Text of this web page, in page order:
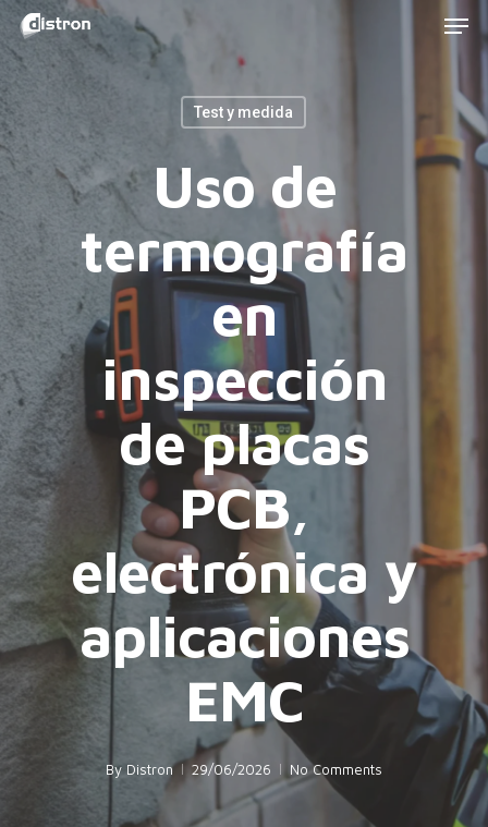
Skip
to
main
content
Test y medida
Uso de
termografía
en
inspección
de placas
PCB,
electrónica y
aplicaciones
EMC
By Distron 29/06/2026 No Comments